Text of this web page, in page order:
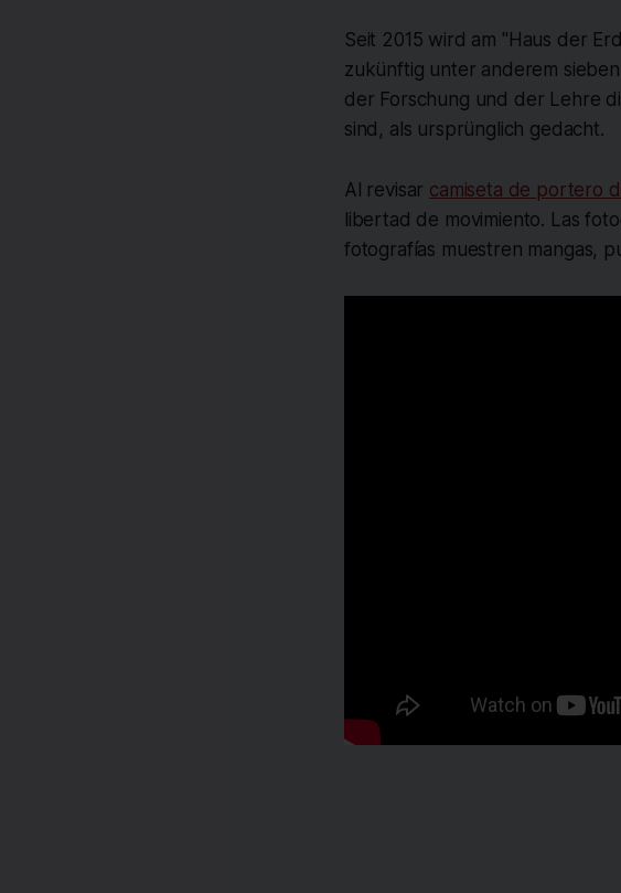
Seit 2015 wird am "Haus der
zukünftig unter anderem
der Forschung und der Lehre
sind, als ursprünglich gedacht.
Al revisar camiseta de portero
libertad de movimiento. Las
fotografías muestren mangas,